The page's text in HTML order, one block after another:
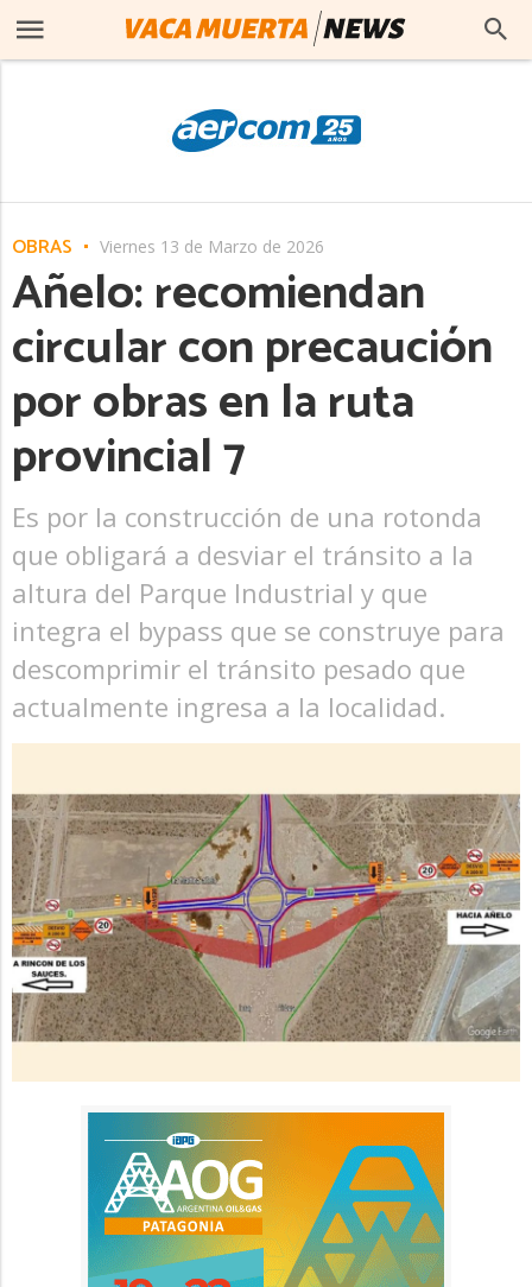
OBRAS Viernes 13 de Marzo de 2026
Añelo: recomiendan
circular con precaución
por obras en la ruta
provincial 7
Es por la construcción de una rotonda
que obligará a desviar el tránsito a la
altura del Parque Industrial y que
integra el bypass que se construye para
descomprimir el tránsito pesado que
actualmente ingresa a la localidad.